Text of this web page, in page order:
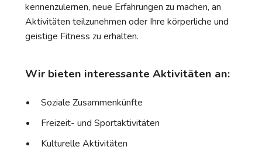
kennenzulernen, neue Erfahrungen zu machen, an
Aktivitäten teilzunehmen oder Ihre körperliche und
geistige Fitness zu erhalten.
Wir bieten interessante Aktivitäten an:
Soziale Zusammenkünfte
Freizeit- und Sportaktivitäten
Kulturelle Aktivitäten